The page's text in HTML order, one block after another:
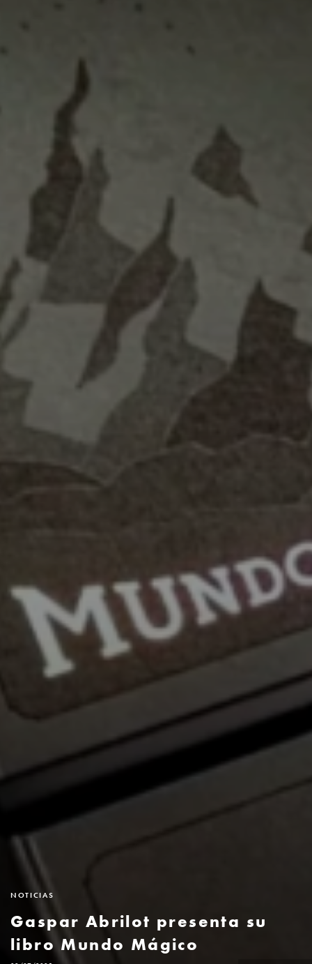
NOTICIAS
Gaspar Abrilot presenta su
libro Mundo Mágico